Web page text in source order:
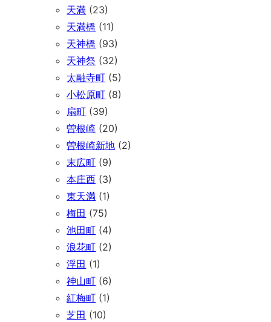
天満 (23)
天満橋 (11)
天神橋 (93)
天神祭 (32)
太融寺町 (5)
小松原町 (8)
扇町 (39)
曽根崎 (20)
曽根崎新地 (2)
末広町 (9)
本庄西 (3)
東天満 (1)
梅田 (75)
池田町 (4)
浪花町 (2)
浮田 (1)
神山町 (6)
紅梅町 (1)
芝田 (10)